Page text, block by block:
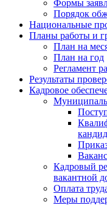
Формы
Порядок
Национальные
Планы работы и
План на
План на год
Регламент
Результаты
Кадровое
Кадровый
вакантной
Оплата
Меры